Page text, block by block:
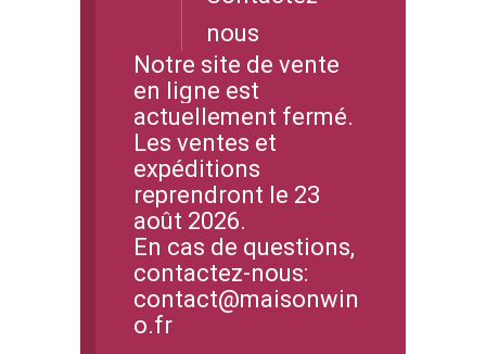
nous
Notre site de vente
en ligne est
actuellement fermé.
Les ventes et
expéditions
reprendront le 23
août 2026.
En cas de questions,
contactez-nous:
contact@maisonwin
o.fr